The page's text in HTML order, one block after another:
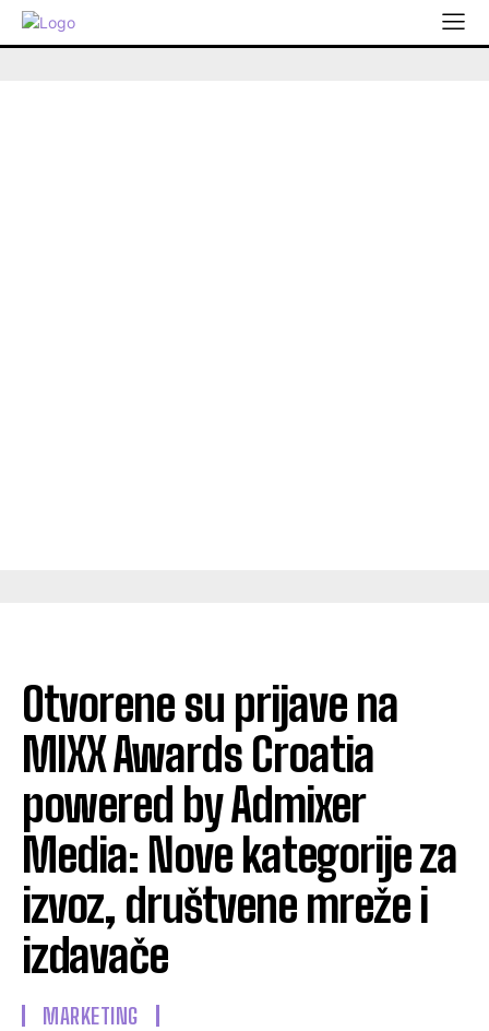
Otvorene su prijave na
MIXX Awards Croatia
powered by Admixer
Media: Nove kategorije za
izvoz, društvene mreže i
izdavače
MARKETING